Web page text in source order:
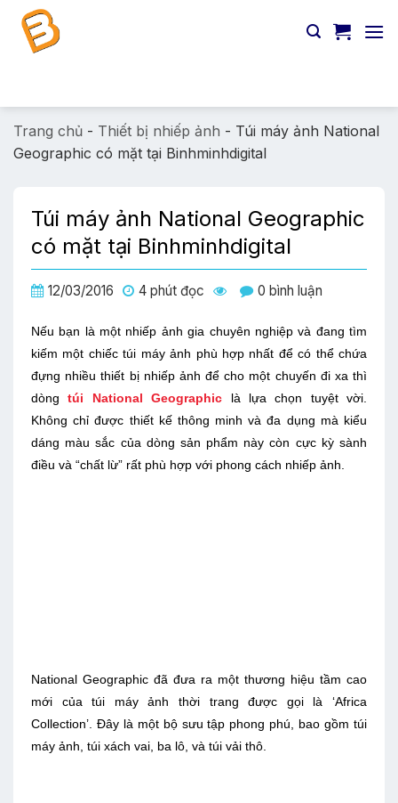
Chuyển
đến
Trang chủ - Thiết bị nhiếp ảnh - Túi máy ảnh National
Geographic có mặt tại Binhminhdigital
Túi máy ảnh National Geographic
có mặt tại Binhminhdigital
12/03/2016 4 phút đọc 0 bình luận
Nếu bạn là một nhiếp ảnh gia chuyên nghiệp và đang tìm
kiếm một chiếc túi máy ảnh phù hợp nhất để có thể chứa
đựng nhiều thiết bị nhiếp ảnh để cho một chuyến đi xa thì
dòng túi National Geographic là lựa chọn tuyệt vời.
Không chỉ được thiết kế thông minh và đa dụng mà kiểu
dáng màu sắc của dòng sản phẩm này còn cực kỳ sành
điều và “chất lừ” rất phù hợp với phong cách nhiếp ảnh.
National Geographic đã đưa ra một thương hiệu tầm cao
mới của túi máy ảnh thời trang được gọi là ‘Africa
Collection’. Đây là một bộ sưu tập phong phú, bao gồm túi
máy ảnh, túi xách vai, ba lô, và túi vải thô.